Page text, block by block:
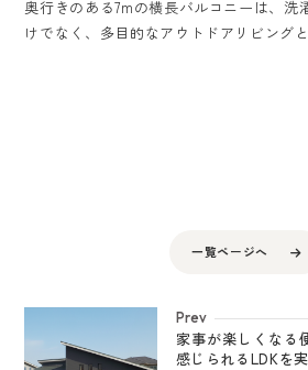
奥行きのある7mの横長バルコニーは、洗
けでなく、多目的なアウトドアリビング
一覧ページへ
Prev
家事が楽しくなる
感じられるLDKを